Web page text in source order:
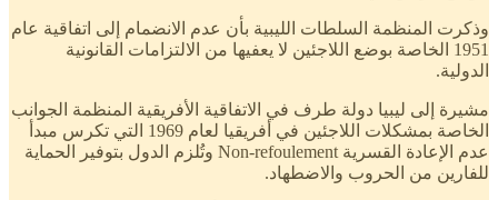
وذكرت المنظمة السلطات الليبية بأن عدم الانضمام إلى اتفاقية عام
1951 الخاصة بوضع اللاجئين لا يعفيها من الالتزامات القانونية
الدولية.
مشيرة إلى ليبيا دولة طرف في الاتفاقية الأفريقية المنظمة الجوانب
الخاصة بمشكلات اللاجئين في أفريقيا لعام 1969 التي تكرس مبدأ
عدم الإعادة القسرية Non-refoulement وتُلزم الدول بتوفير الحماية
للفارين من الحروب والاضطهاد.